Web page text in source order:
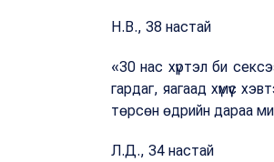
Н.В., 38 настай
«30 нас хүртэл би
гардаг, яагаад хүмүүс
төрсөн өдрийн дараа
Л.Д., 34 настай